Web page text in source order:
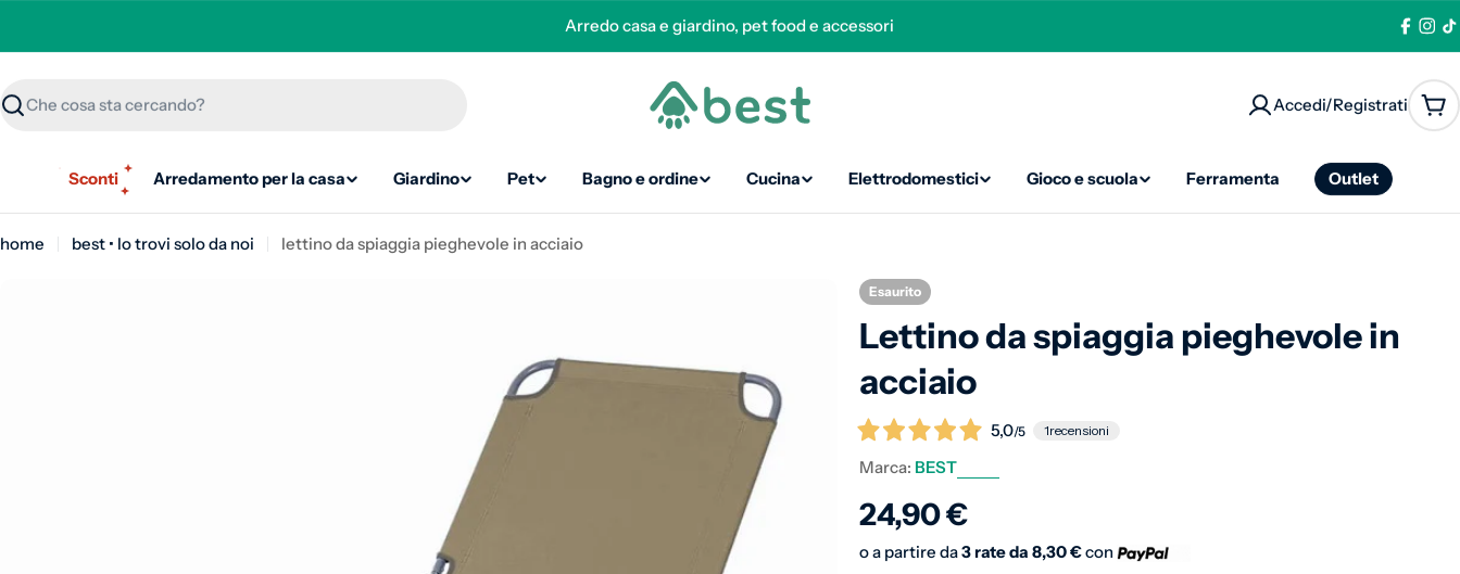
Arredo casa e giardino, pet food e accessori
Ricerca
Accedi/Registrati
Sconti Arredamento per la casa Giardino Pet Bagno e ordine Cucina Elettrodomestici Gioco e scuola Ferramenta Outlet
home best • lo trovi solo da noi lettino da spiaggia pieghevole in acciaio
Esaurito
Lettino da spiaggia pieghevole in
acciaio
5,0/5 1recensioni
Marca: BEST
Prezzo normale
24,90 €
o a partire da3 rate da8,30 €con